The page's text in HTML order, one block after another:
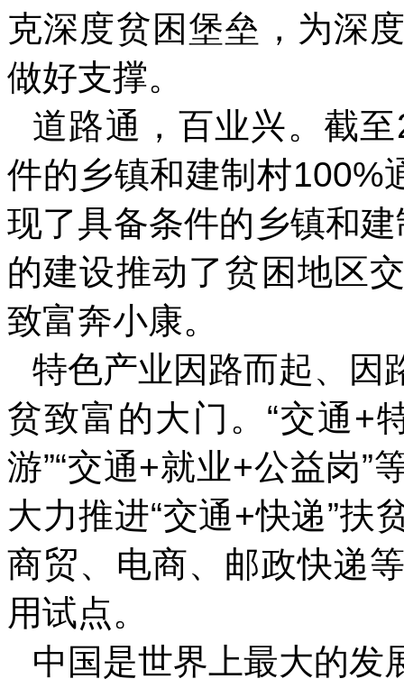
克深度贫困堡垒，为深
做好支撑。
道路通，百业兴。截
件的乡镇和建制村100%
现了具备条件的乡镇和
的建设推动了贫困地区
致富奔小康。
特色产业因路而起、因
贫致富的大门。“交通+
游”“交通+就业+公益岗”
大力推进“交通+快递”扶
商贸、电商、邮政快递
用试点。
中国是世界上最大的发